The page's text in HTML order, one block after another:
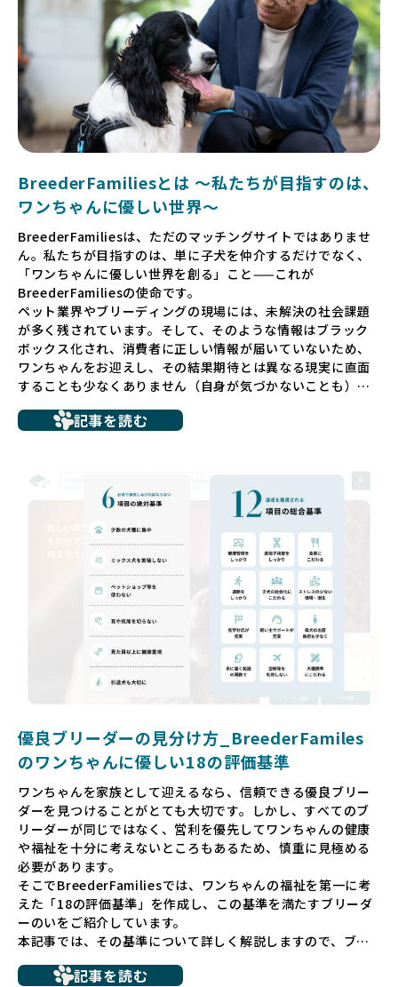
BreederFamiliesとは 〜私たちが目指すのは、
ワンちゃんに優しい世界〜
BreederFamiliesは、ただのマッチングサイトではありませ
ん。私たちが目指すのは、単に子犬を仲介するだけでなく、
「ワンちゃんに優しい世界を創る」こと——これが
BreederFamiliesの使命です。
ペット業界やブリーディングの現場には、未解決の社会課題
が多く残されています。そして、そのような情報はブラック
ボックス化され、消費者に正しい情報が届いていないため、
ワンちゃんをお迎えし、その結果期待とは異なる現実に直面
することも少なくありません（自身が気づかないことも）。
ち、健康面や社会性に問題を抱えていたり、またブリーダー
いるというケースもあります。こうした問題は、消費者にと
っても大きな負担であり、ワンちゃん自身にとっても非常に
だからこそ、私たちは正しい情報と安心して選べる場所を提
供すべきだと考えています。BreederFamiliesでは、ワンち
ゃんを家族のように愛する「優良ブリーダー」のみを独自の
厳しい基準で厳選し、その評価基準や評価結果をオープンに
しています。これにより、消費者の皆様が安心して子犬やブ
リーダーを選べる環境を整えています。
そして、消費者の皆様が正しい情報をもとに優良ブリーダー
を求めることで、ワンちゃんを家族のように愛する優良ブリ
ーダーが増え、営利優先の「悪徳ブリーダー」が自然と淘汰
される社会を目指しています。目の前の子犬だけでなく、親
ゃんに優しい世界を築いていきたいと考えています。
長するための環境が十分に整っていない場合が多く、販売ま
での間に過密な環境や長距離移動のストレスを受けることが
少なくありません。このような環境は、健康リスクや社会性
の問題につながりやすく、ワンちゃんにとっても望ましいと
は言えません。
こうした背景から、BreederFamiliesはペットショップを介
さない直接販売を採用するとともに、ペットオークションや
ペットショップを利用するブリーダーの掲載も行ってしませ
ん。
ペットショップを避けた方がいい理由の詳細はこちら
記事を読む
優良ブリーダーの見分け方_BreederFamiles
のワンちゃんに優しい18の評価基準
ワンちゃんを家族として迎えるなら、信頼できる優良ブリー
ダーを見つけることがとても大切です。しかし、すべてのブ
リーダーが同じではなく、営利を優先してワンちゃんの健康
や福祉を十分に考えないところもあるため、慎重に見極める
必要があります。
そこでBreederFamiliesでは、ワンちゃんの福祉を第一に考
えた「18の評価基準」を作成し、この基準を満たすブリーダ
ーのいをご紹介しています。
本記事では、その基準について詳しく解説しますので、ブリ
記事を読む